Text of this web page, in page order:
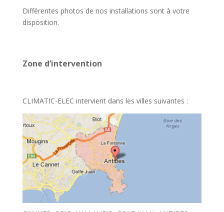
Différentes photos de nos installations sont à votre
disposition.
Zone d’intervention
CLIMATIC-ELEC intervient dans les villes suivantes :